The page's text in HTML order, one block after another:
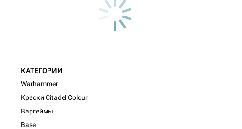
КАТЕГОРИИ
Warhammer
Краски Citadel Colour
Варгеймы
Base